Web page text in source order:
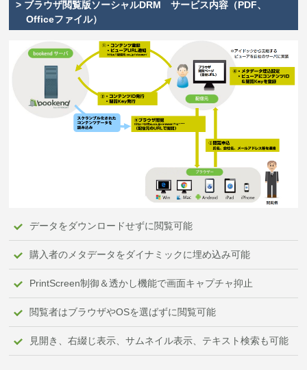
> ブラウザ閲覧版ソーシャルDRM サービス内容（PDF、
Officeファイル）
データをダウンロードせずに閲覧可能
購入者のメタデータをダイナミックに埋め込み可能
PrintScreen制御＆透かし機能で画面キャプチャ抑止
閲覧者はブラウザやOSを選ばずに閲覧可能
見開き、右綴じ表示、サムネイル表示、テキスト検索も可能